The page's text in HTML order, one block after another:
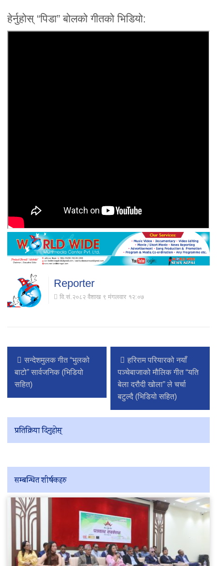
हेर्नुहोस् “पिडा” बोलको गीतको भिडियो:
Reporter
वि.सं.२०८२ वैशाख ९ मंगलवार १२:०७
सन्देशमुलक गीत “भुलको
बाटो” सार्वजनिक (भिडियो
सहित)
हरिराम परियारको नयाँ
पञ्चेबाजाको मौलिक गीत “यति
बेला दरौदी खोला” ले चर्चा
बटुल्दै (भिडियो सहित)
प्रतिक्रिया दिनुहोस्
सम्बन्धित शीर्षकहरु